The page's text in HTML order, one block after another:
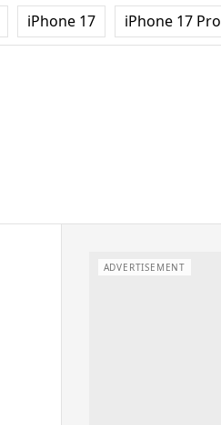
iPhone 17 iPhone 17 Pro
ADVERTISEMENT